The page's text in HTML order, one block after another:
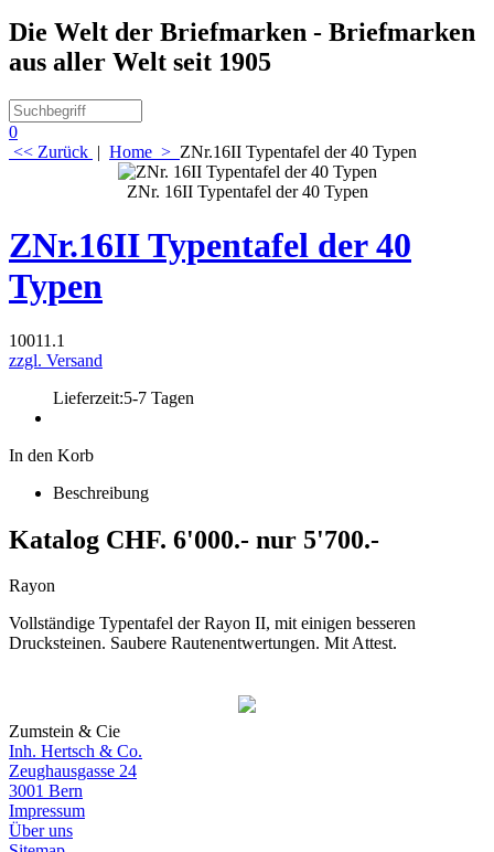
Die Welt der Briefmarken - Briefmarken
aus aller Welt seit 1905
0
<< Zurück | Home > ZNr.16II Typentafel der 40 Typen
ZNr. 16II Typentafel der 40 Typen
ZNr.16II Typentafel der 40
Typen
10011.1
zzgl. Versand
Lieferzeit:5-7 Tagen
In den Korb
Beschreibung
Katalog CHF. 6'000.- nur 5'700.-
Rayon
Vollständige Typentafel der Rayon II, mit einigen besseren
Drucksteinen. Saubere Rautenentwertungen. Mit Attest.
Zumstein & Cie
Inh. Hertsch & Co.
Zeughausgasse 24
3001 Bern
Impressum
Über uns